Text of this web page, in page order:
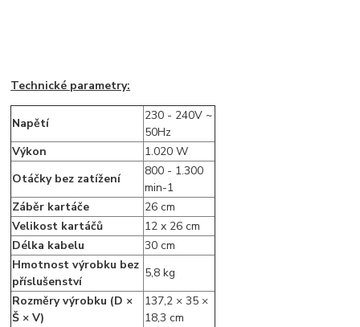
Technické parametry:
Napětí
230 - 240V ~
50Hz
Výkon
1.020 W
Otáčky bez zatížení
800 - 1.300
min-1
Záběr kartáče
26 cm
Velikost kartáčů
12 x 26 cm
Délka kabelu
30 cm
Hmotnost výrobku bez
příslušenství
5,8 kg
Rozměry výrobku (D ×
Š × V)
137,2 × 35 ×
18,3 cm